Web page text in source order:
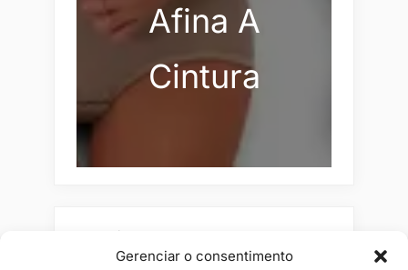
Gerenciar o consentimento
Afina A
Cintura
Pesquisar